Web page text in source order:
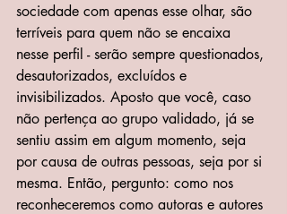
sociedade com apenas esse olhar, são
terríveis para quem não se encaixa
nesse perfil - serão sempre questionados,
desautorizados, excluídos e
invisibilizados. Aposto que você, caso
não pertença ao grupo validado, já se
sentiu assim em algum momento, seja
por causa de outras pessoas, seja por si
mesma. Então, pergunto: como nos
reconheceremos como autoras e autores